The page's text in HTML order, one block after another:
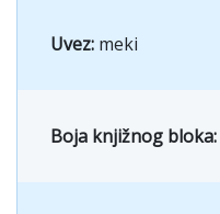
Uvez: meki
Boja knjižnog bloka: